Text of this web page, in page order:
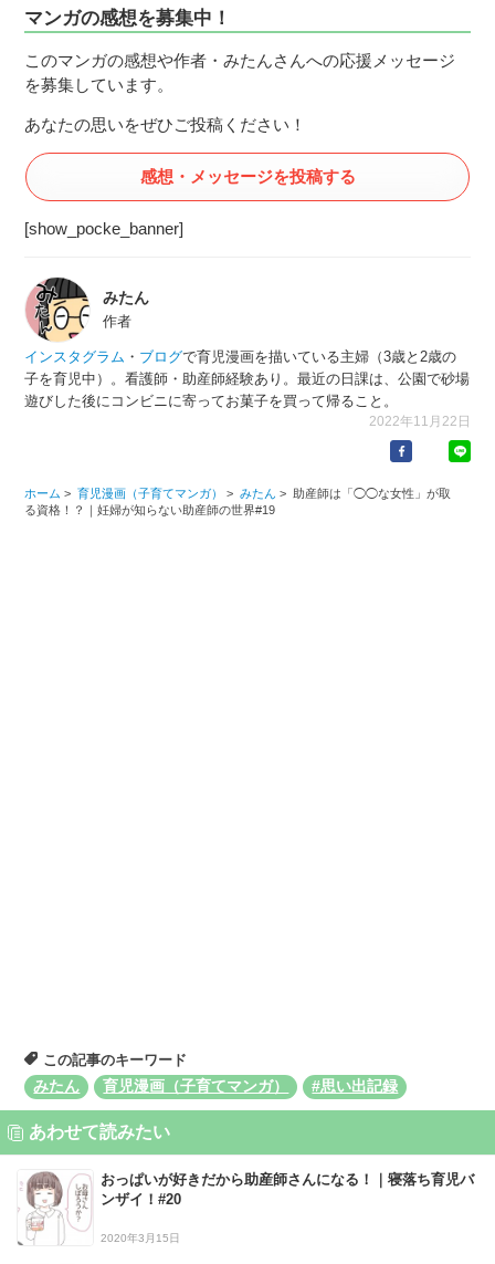
マンガの感想を募集中！
このマンガの感想や作者・みたんさんへの応援メッセージ
を募集しています。
あなたの思いをぜひご投稿ください！
感想・メッセージを投稿する
[show_pocke_banner]
みたん
作者
インスタグラム ・ ブログで育児漫画を描いている主婦（3歳と2歳の
子を育児中）。看護師・助産師経験あり。最近の日課は、公園で砂場
遊びした後にコンビニに寄ってお菓子を買って帰ること。
2022年11月22日
ホーム > 育児漫画（子育てマンガ） > みたん > 助産師は「◯◯な女性」が取
る資格！？｜妊婦が知らない助産師の世界#19
この記事のキーワード
みたん
育児漫画（子育てマンガ） #思い出記録
あわせて読みたい
おっぱいが好きだから助産師さんになる！｜寝落ち育児バ
ンザイ！#20
2020年3月15日